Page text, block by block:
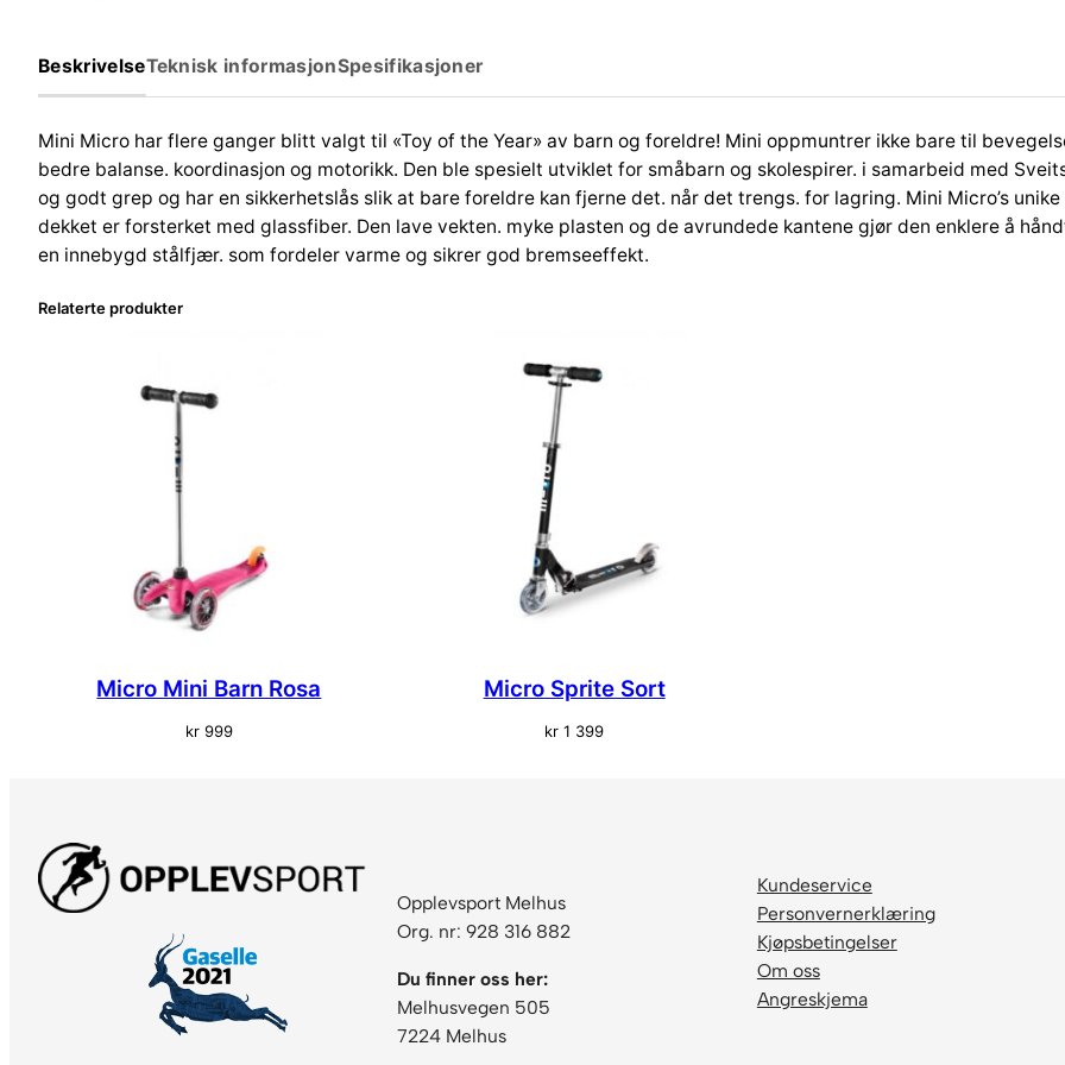
a
t
a
l
l
BeskrivelseTeknisk informasjonSpesifikasjoner
Mini Micro har flere ganger blitt valgt til «Toy of the Year» av barn og foreldre! Mini oppmuntrer ikke bare til
bedre balanse. koordinasjon og motorikk. Den ble spesielt utviklet for småbarn og skolespirer. i samarbeid med
og godt grep og har en sikkerhetslås slik at bare foreldre kan fjerne det. når det trengs. for lagring. Mini Micro’s
dekket er forsterket med glassfiber. Den lave vekten. myke plasten og de avrundede kantene gjør den enklere å
en innebygd stålfjær. som fordeler varme og sikrer god bremseeffekt.
Relaterte produkter
Micro Mini Barn Rosa
kr999
Micro Sprite Sort
kr 1 399
Opplevsport Melhus
Org. nr: 928 316 882
Du finner oss her:
Melhusvegen 505
7224 Melhus
Kundeservice
Personvernerklæring
Kjøpsbetingelser
Om oss
Angreskjema